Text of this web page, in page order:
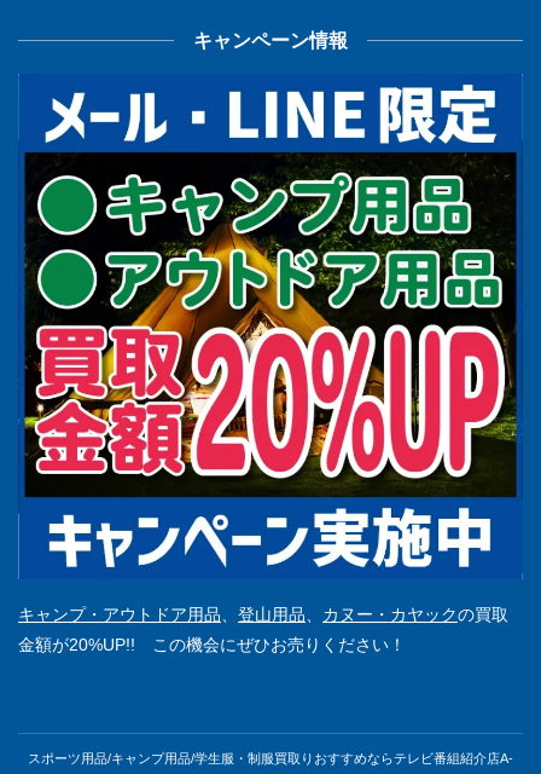
キャンペーン情報
キャンプ・アウトドア用品 登山用品 カヌー・カヤックの買取
金額が20%UP!! この機会にぜひお売りください！
スポーツ用品/キャンプ用品/学生服・制服買取りおすすめならテレビ番組紹介店A-